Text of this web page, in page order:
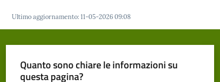
Servizi
Vivere
Pieve
Ultimo aggiornamento:11-05-2026 09:08
Quanto sono chiare le informazioni su
questa pagina?